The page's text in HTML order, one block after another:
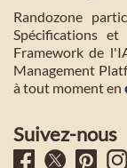
Randozone
Spécifications
Framework de
Management
à tout moment en
Suivez-nous